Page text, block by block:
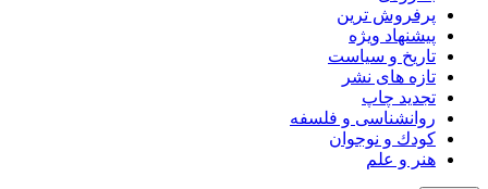
پرفروش ترین
پیشنهاد ویژه
تاریخ و سیاست
تازه های نشر
تجدید چاپ
روانشناسی و فلسفه
کودك و نوجوان
هنر و علم